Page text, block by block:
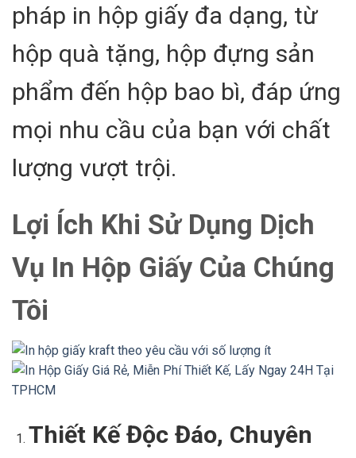
pháp in hộp giấy đa dạng, từ
hộp quà tặng, hộp đựng sản
phẩm đến hộp bao bì, đáp ứng
mọi nhu cầu của bạn với chất
lượng vượt trội.
Lợi Ích Khi Sử Dụng Dịch
Vụ In Hộp Giấy Của Chúng
Tôi
Thiết Kế Độc Đáo, Chuyên